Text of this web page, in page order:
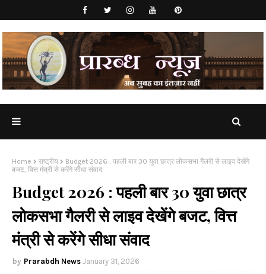
Home राष्ट्रीय
Budget 2026 : पहली बार 30 युवा छात्र लोकसभा गैलरी से लाइव देखेंगे
बजट, वित्त मंत्री से करेंगे सीधा संवाद
Budget 2026 : पहली बार 30 युवा छात्र
लोकसभा गैलरी से लाइव देखेंगे बजट, वित्त
मंत्री से करेंगे सीधा संवाद
Prarabdh News January 31, 2026